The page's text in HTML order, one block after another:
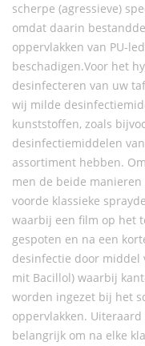
scherpe (agressieve)
omdat daarin
oppervlakken van PU-
beschadigen.Voor het
desinfecteren van uw
wij milde
kunststoffen, zoals
desinfectiemiddelen
assortiment hebben.
men de beide
voorde klassieke
waarbij een film op het
gespoten en na een
desinfectie door middel
mit Bacillol) waarbij
worden ingezet bij het
oppervlakken.
belangrijk om na elke